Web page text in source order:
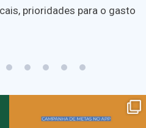
prioridades para o gasto